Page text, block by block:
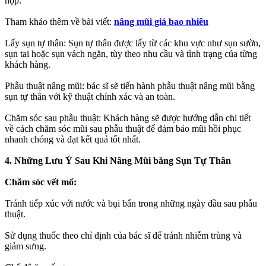
Tham khảo thêm về bài viết: nâng mũi giá bao nhiêu
Lấy sụn tự thân: Sụn tự thân được lấy từ các khu vực như sụn sườn,
sụn tai hoặc sụn vách ngăn, tùy theo nhu cầu và tình trạng của từng
khách hàng.
Phẫu thuật nâng mũi: bác sĩ sẽ tiến hành phẫu thuật nâng mũi bằng
sụn tự thân với kỹ thuật chính xác và an toàn.
Chăm sóc sau phẫu thuật: Khách hàng sẽ được hướng dẫn chi tiết
về cách chăm sóc mũi sau phẫu thuật để đảm bảo mũi hồi phục
nhanh chóng và đạt kết quả tốt nhất.
4. Những Lưu Ý Sau Khi Nâng Mũi bằng Sụn Tự Thân
Chăm sóc vết mổ:
Tránh tiếp xúc với nước và bụi bẩn trong những ngày đầu sau phẫu
thuật.
Sử dụng thuốc theo chỉ định của bác sĩ để tránh nhiễm trùng và
giảm sưng.